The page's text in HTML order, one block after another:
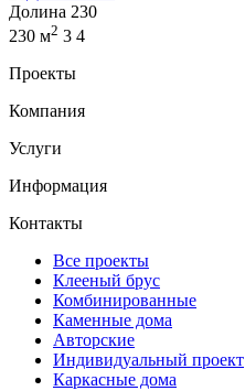
Долина 230
230 м2 3 4
Проекты
Компания
Услуги
Информация
Контакты
Все проекты
Клееный брус
Комбинированные
Каменные дома
Авторские
Индивидуальный проект
Каркасные дома